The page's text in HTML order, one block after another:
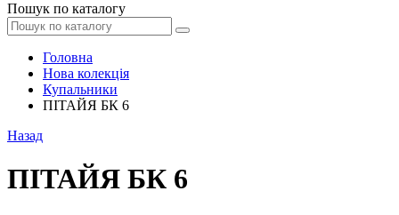
Пошук по каталогу
Головна
Нова колекція
Купальники
ПІТАЙЯ БК 6
Назад
ПІТАЙЯ БК 6